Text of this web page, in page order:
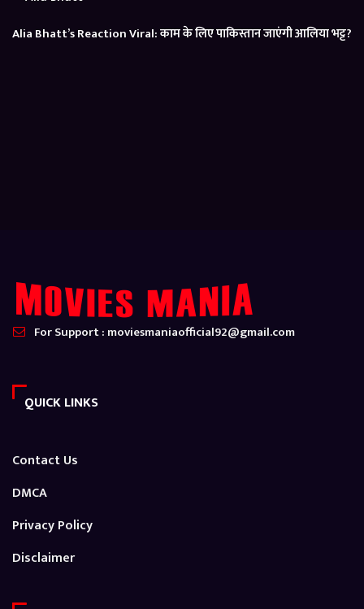
Alia Bhatt’s Reaction Viral: काम के लिए पाकिस्तान जाएंगी आलिया भट्ट?
For Support : moviesmaniaofficial92@gmail.com
QUICK LINKS
Contact Us
DMCA
Privacy Policy
Disclaimer